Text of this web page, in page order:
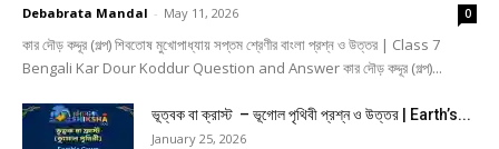
Debabrata Mandal - May 11, 2026 0
কার দৌড় কদ্দূর (গল্প) শিবতোষ মুখোপাধ্যায় সপ্তম শ্রেণীর বাংলা প্রশ্ন ও উত্তর | Class 7
Bengali Kar Dour Koddur Question and Answer কার দৌড় কদ্দূর (গল্প)...
ভূত্বক বা ক্রাস্ট – ভূগোল পৃথিবী প্রশ্ন ও উত্তর | Earth’s...
January 25, 2026